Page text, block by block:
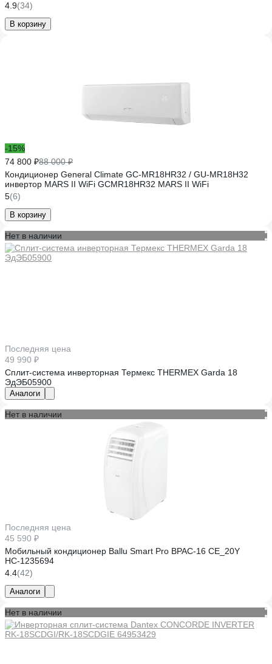
4.9(34)
В корзину
-15%
74 800 ₽88 000 ₽
Кондиционер General Climate GC-MR18HR32 / GU-MR18H32
инвертор MARS II WiFi GCMR18HR32 MARS II WiFi
5(6)
В корзину
Нет в наличии
Последняя цена
49 990 ₽
Сплит-система инверторная Термекс THERMEX Garda 18
ЭдЭБ05900
Аналоги
Нет в наличии
Последняя цена
45 590 ₽
Мобильный кондиционер Ballu Smart Pro BPAC-16 CE_20Y
НС-1235694
4.4(42)
Аналоги
Нет в наличии